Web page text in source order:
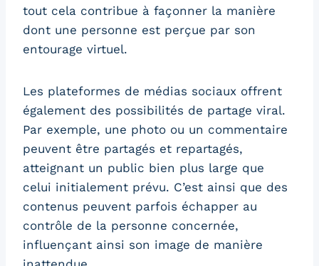
tout cela contribue à façonner la manière
dont une personne est perçue par son
entourage virtuel.
Les plateformes de médias sociaux offrent
également des possibilités de partage viral.
Par exemple, une photo ou un commentaire
peuvent être partagés et repartagés,
atteignant un public bien plus large que
celui initialement prévu. C’est ainsi que des
contenus peuvent parfois échapper au
contrôle de la personne concernée,
influençant ainsi son image de manière